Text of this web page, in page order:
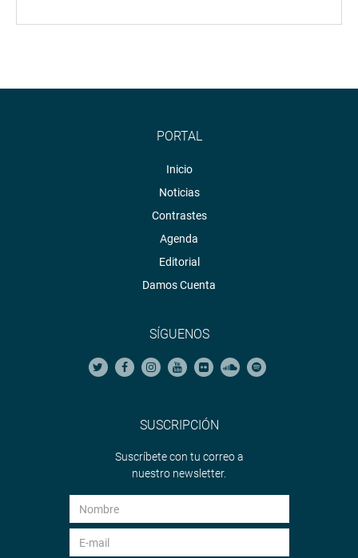
PORTAL
Inicio
Noticias
Contrastes
Agenda
Editorial
Damos Cuenta
SÍGUENOS
SUSCRIPCIÓN
Suscríbete con tu correo a
nuestro newsletter.